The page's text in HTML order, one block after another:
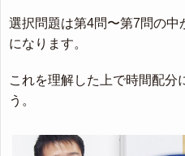
選択問題は第4問〜第7問の中
になります。
これを理解した上で時間配分
う。